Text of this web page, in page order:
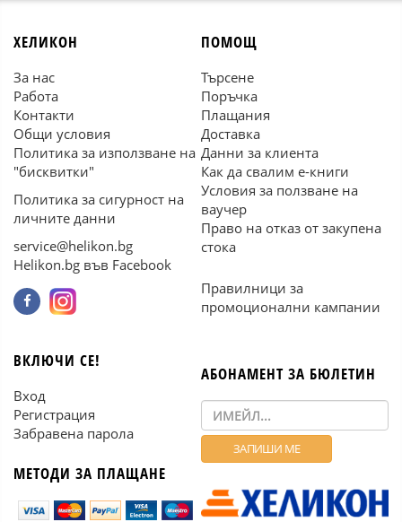
ХЕЛИКОН
За нас
Работа
Контакти
Общи условия
Политика за използване на
"бисквитки"
Политика за сигурност на
личните данни
service@helikon.bg
Helikon.bg във Facebook
ПОМОЩ
Търсене
Поръчка
Плащания
Доставка
Данни за клиента
Как да свалим е-книги
Условия за ползване на
ваучер
Право на отказ от закупена
стока
Правилници за
промоционални кампании
ВКЛЮЧИ СЕ!
Вход
Регистрация
Забравена парола
МЕТОДИ ЗА ПЛАЩАНЕ
АБОНАМЕНТ ЗА БЮЛЕТИН